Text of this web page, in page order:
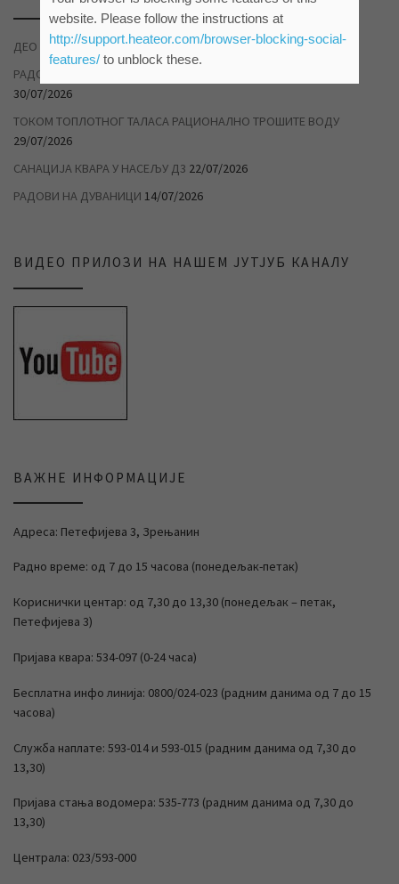
ДЕО НАСЕЉА ДУВАНИКА БЕЗ ВОДЕ04/08/2026
РАДОВИ НА САНАЦИЈИ ХАВАРИЈЕ У САВЕЗНИЧКОЈ УЛИЦИ
30/07/2026
ТОКОМ ТОПЛОТНОГ ТАЛАСА РАЦИОНАЛНО ТРОШИТЕ ВОДУ
29/07/2026
САНАЦИЈА КВАРА У НАСЕЉУ Д3 22/07/2026
РАДОВИ НА ДУВАНИЦИ 14/07/2026
ВИДЕО ПРИЛОЗИ НА НАШЕМ ЈУТЈУБ КАНАЛУ
ВАЖНЕ ИНФОРМАЦИЈЕ
Адреса: Петефијева 3, Зрењанин
Радно време: од 7 до 15 часова (понедељак-петак)
Кориснички центар: од 7,30 до 13,30 (понедељак – петак,
Петефијева 3)
Пријава квара: 534-097 (0-24 часа)
Бесплатна инфо линија: 0800/024-023 (радним данима од 7 до 15
часова)
Служба наплате: 593-014 и 593-015 (радним данима од 7,30 до
13,30)
Пријава стања водомера: 535-773 (радним данима од 7,30 до
13,30)
Централа: 023/593-000
website. Please follow the instructions at
http://support.heateor.com/browser-blocking-social-
features/to unblock these.